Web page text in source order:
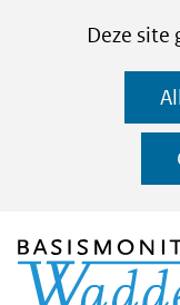
CookiesDeze site
op
deze